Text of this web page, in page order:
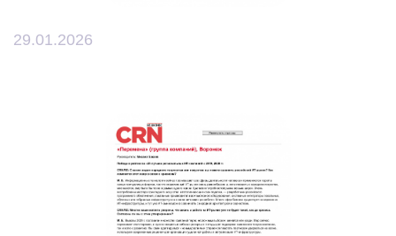
29.01.2026